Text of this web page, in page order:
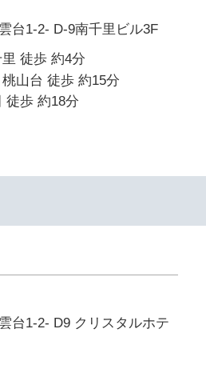
台1-2- D-9南千里ビル3F
徒歩 約4分
山台 徒歩 約15分
徒歩 約18分
台1-2- D9 クリスタルホテ